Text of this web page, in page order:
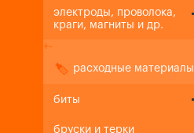
электроды, проволока,
краги, магниты и др.
+-
расходные материалы
биты
бруски и терки